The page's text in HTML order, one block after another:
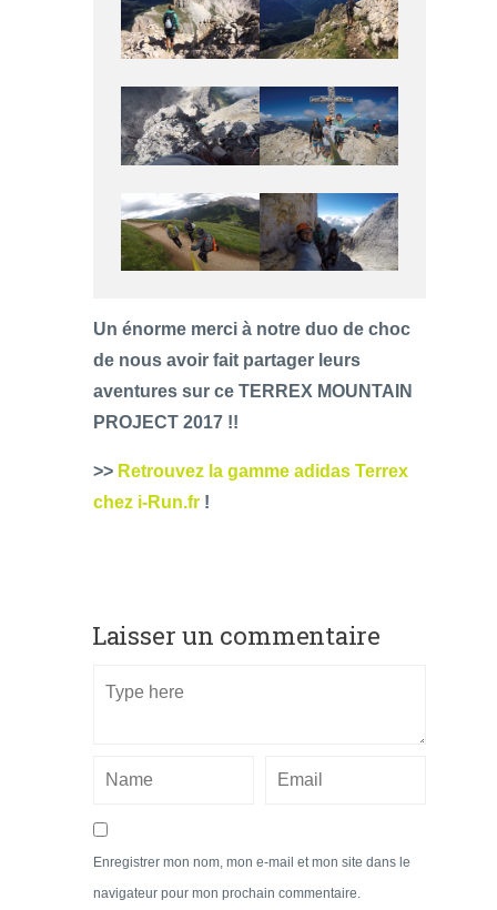
Un énorme merci à notre duo de choc
de nous avoir fait partager leurs
aventures sur ce TERREX MOUNTAIN
PROJECT 2017 !!
>> Retrouvez la gamme adidas Terrex
chez i-Run.fr !
Laisser un commentaire
Enregistrer mon nom, mon e-mail et mon site dans le
navigateur pour mon prochain commentaire.